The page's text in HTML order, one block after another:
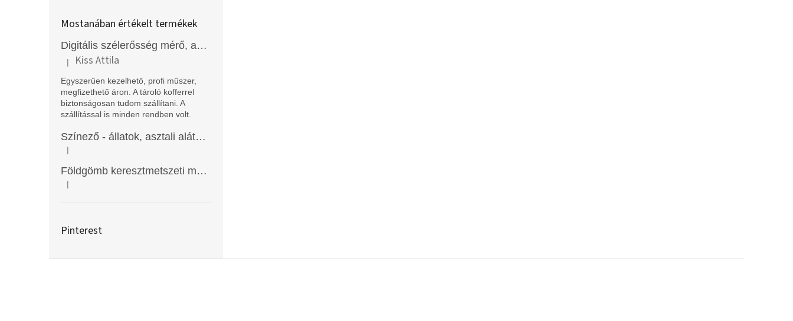
Mostanában értékelt termékek
Digitális szélerősség mérő, anemométer, EM2250
A termék értékelése 5-ből 5 csillag.
| Kiss Attila
Egyszerűen kezelhető, profi műszer,
megfizethető áron. A tároló kofferrel
biztonságosan tudom szállítani. A
szállítással is minden rendben volt.
Színező - állatok, asztali alátét, Funny Mat
A termék értékelése 5-ből 5 csillag.
|
Földgömb keresztmetszeti modell
A termék értékelése 5-ből 5 csillag.
|
Pinterest